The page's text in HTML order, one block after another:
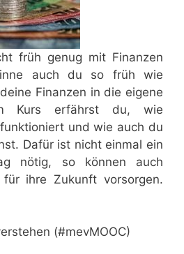
früh genug mit Finanzen
auch du so früh wie
Finanzen in die eigene
Kurs erfährst du, wie
und wie auch du
Dafür ist nicht einmal ein
nötig, so können auch
ihre Zukunft vorsorgen.
(#mevMOOC)